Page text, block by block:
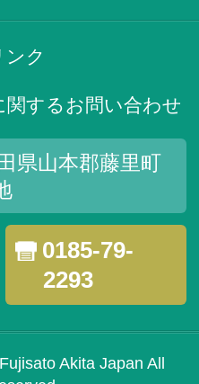
ンク
するお問い合わせ
県山本郡藤里町
0185-79-
2293
Akita Japan All